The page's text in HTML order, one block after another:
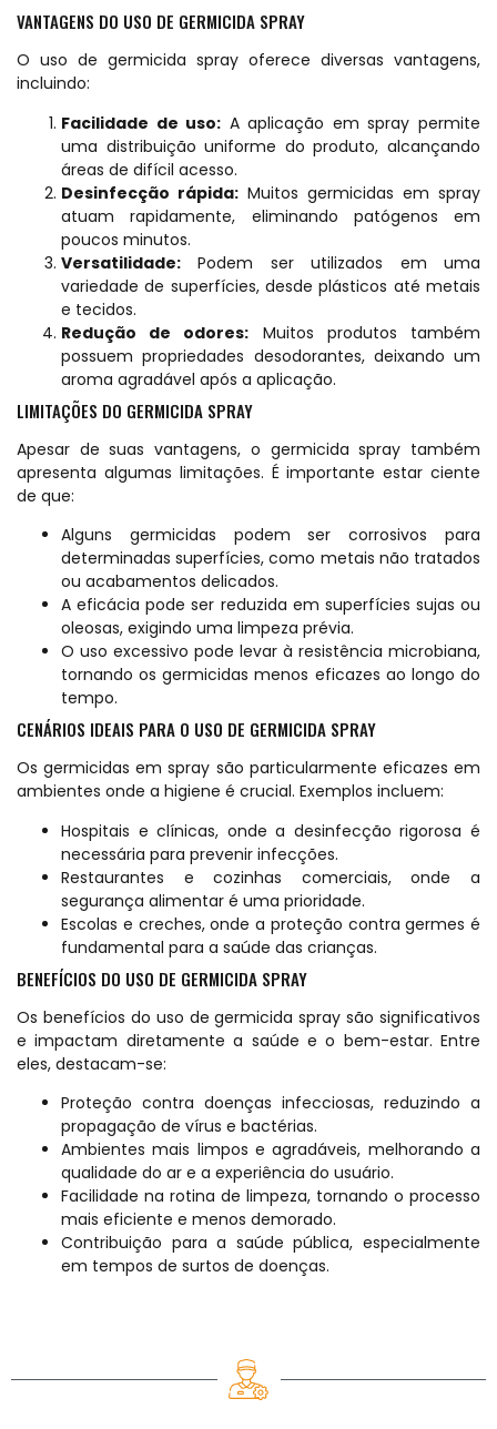
VANTAGENS DO USO DE GERMICIDA SPRAY
O uso de germicida spray oferece diversas vantagens,
incluindo:
Facilidade de uso: A aplicação em spray permite
uma distribuição uniforme do produto, alcançando
áreas de difícil acesso.
Desinfecção rápida: Muitos germicidas em spray
atuam rapidamente, eliminando patógenos em
poucos minutos.
Versatilidade: Podem ser utilizados em uma
variedade de superfícies, desde plásticos até metais
e tecidos.
Redução de odores: Muitos produtos também
possuem propriedades desodorantes, deixando um
aroma agradável após a aplicação.
LIMITAÇÕES DO GERMICIDA SPRAY
Apesar de suas vantagens, o germicida spray também
apresenta algumas limitações. É importante estar ciente
de que:
Alguns germicidas podem ser corrosivos para
determinadas superfícies, como metais não tratados
ou acabamentos delicados.
A eficácia pode ser reduzida em superfícies sujas ou
oleosas, exigindo uma limpeza prévia.
O uso excessivo pode levar à resistência microbiana,
tornando os germicidas menos eficazes ao longo do
tempo.
CENÁRIOS IDEAIS PARA O USO DE GERMICIDA SPRAY
Os germicidas em spray são particularmente eficazes em
ambientes onde a higiene é crucial. Exemplos incluem:
Hospitais e clínicas, onde a desinfecção rigorosa é
necessária para prevenir infecções.
Restaurantes e cozinhas comerciais, onde a
segurança alimentar é uma prioridade.
Escolas e creches, onde a proteção contra germes é
fundamental para a saúde das crianças.
BENEFÍCIOS DO USO DE GERMICIDA SPRAY
Os benefícios do uso de germicida spray são significativos
e impactam diretamente a saúde e o bem-estar. Entre
eles, destacam-se:
Proteção contra doenças infecciosas, reduzindo a
propagação de vírus e bactérias.
Ambientes mais limpos e agradáveis, melhorando a
qualidade do ar e a experiência do usuário.
Facilidade na rotina de limpeza, tornando o processo
mais eficiente e menos demorado.
Contribuição para a saúde pública, especialmente
em tempos de surtos de doenças.